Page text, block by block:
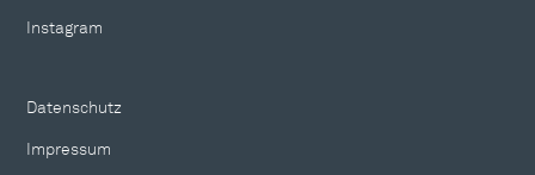
Instagram
Datenschutz
Impressum